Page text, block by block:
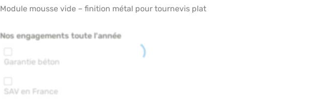
Module mousse vide – finition métal pour tournevis plat
Nos engagements toute l'année
Garantie béton
SAV en France